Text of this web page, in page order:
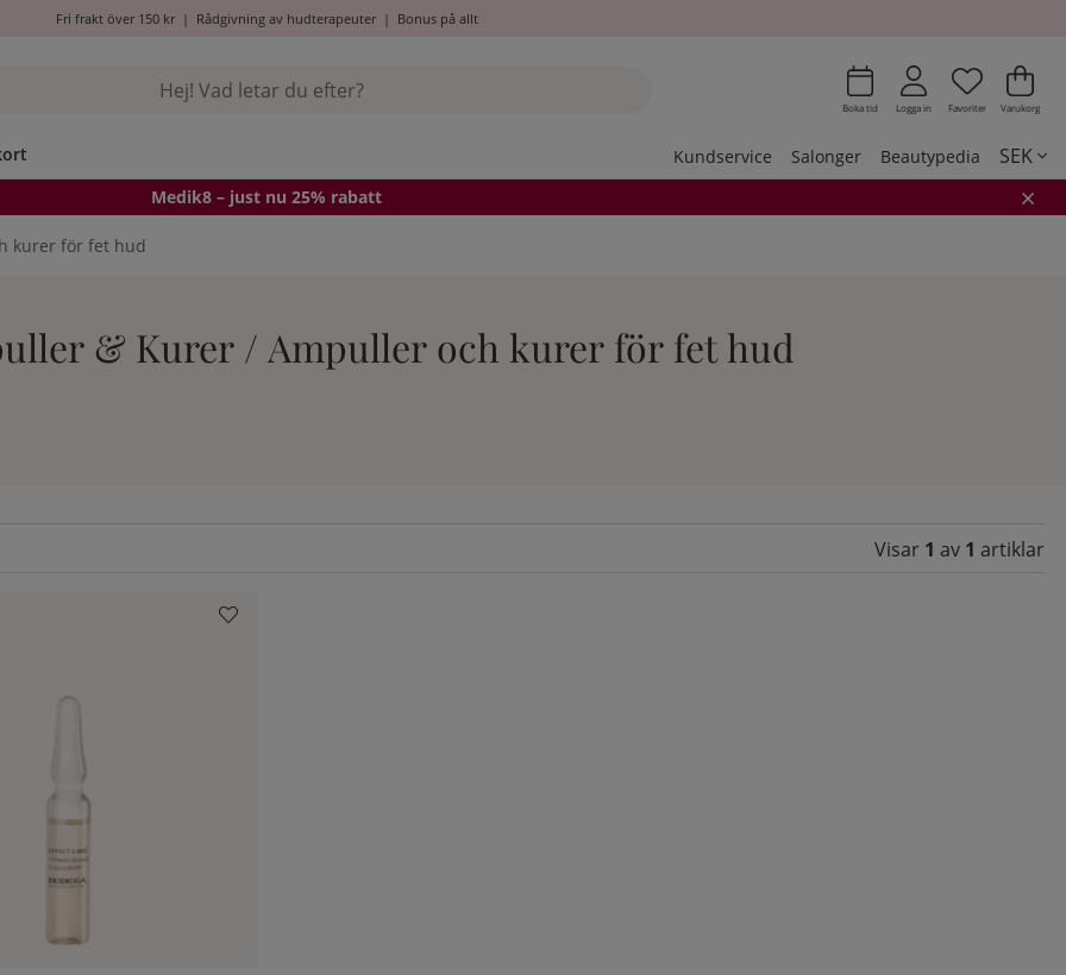
Fri frakt över 150 kr| Rådgivning av hudterapeuter| Bonus på allt
Boka tid Logga in Antal i
.
Favoriter .
Varukorg
Kundservice Salonger Beautypedia SEK
Medik8 – just nu 25% rabatt
kurer för fet hud
& Kurer / Ampuller och kurer för fet hud
Visar 1 av 1 artiklar